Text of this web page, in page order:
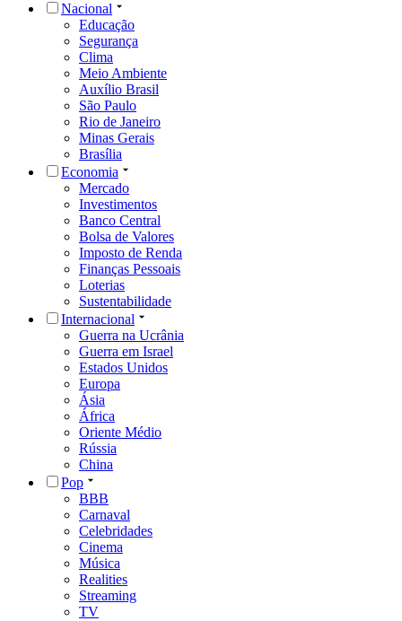
Nacional
Educação
Segurança
Clima
Meio Ambiente
Auxílio Brasil
São Paulo
Rio de Janeiro
Minas Gerais
Brasília
Economia
Mercado
Investimentos
Banco Central
Bolsa de Valores
Imposto de Renda
Finanças Pessoais
Loterias
Sustentabilidade
Internacional
Guerra na Ucrânia
Guerra em Israel
Estados Unidos
Europa
Ásia
África
Oriente Médio
Rússia
China
Pop
BBB
Carnaval
Celebridades
Cinema
Música
Realities
Streaming
TV